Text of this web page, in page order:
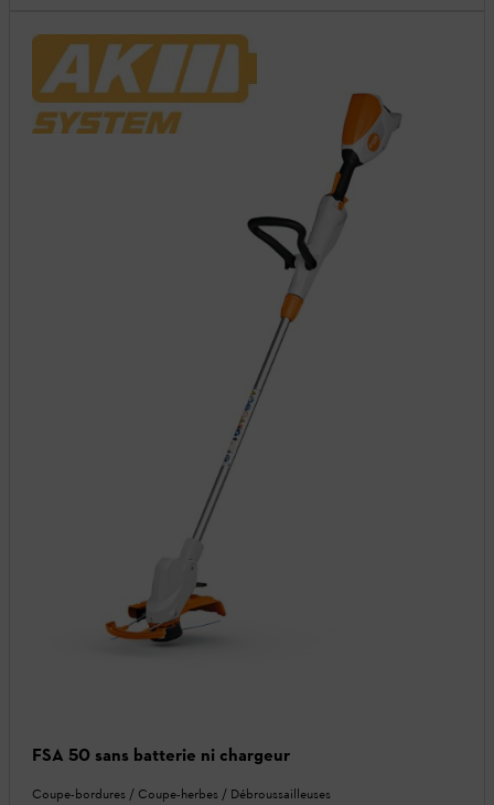
FSA 50 sans batterie ni chargeur
Coupe-bordures / Coupe-herbes / Débroussailleuses